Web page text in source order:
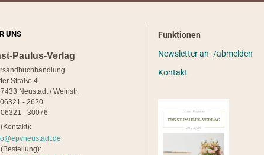
UNS
Paulus-Verlag
Straße 4
Neustadt / Weinstr.
- 2620
06321 - 30076
Funktionen
Newsletter an- /abmelden
Kontakt